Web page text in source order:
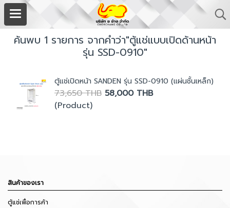
ค้นพบ 1 รายการ จากคำว่า"ตู้แช่แบบเปิดด้านหน้า
รุ่น SSD-0910"
ตู้แช่เปิดหน้า SANDEN รุ่น SSD-0910 (แผ่นชั้นเหล็ก)
73,650 THB 58,000 THB
(Product)
สินค้าของเรา
ตู้แช่เพื่อการค้า